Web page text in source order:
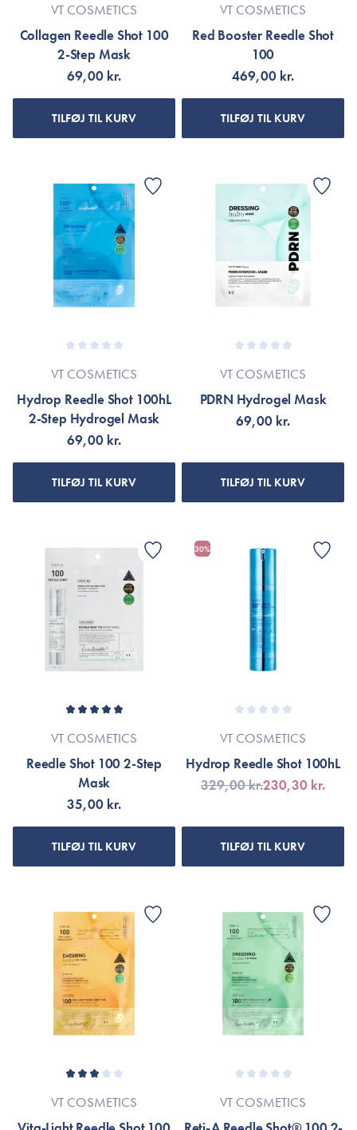
VT COSMETICS
Collagen Reedle Shot 100
2-Step Mask
69,00 kr.
TILFØJ TIL KURV
VT COSMETICS
Red Booster Reedle Shot
100
469,00 kr.
TILFØJ TIL KURV
VT COSMETICS
Hydrop Reedle Shot 100hL
2-Step Hydrogel Mask
69,00 kr.
TILFØJ TIL KURV
VT COSMETICS
PDRN Hydrogel Mask
69,00 kr.
TILFØJ TIL KURV
VT COSMETICS
Reedle Shot 100 2-Step
Mask
35,00 kr.
TILFØJ TIL KURV
30%
VT COSMETICS
Hydrop Reedle Shot 100hL
329,00 kr.230,30 kr.
TILFØJ TIL KURV
VT COSMETICS
VT COSMETICS